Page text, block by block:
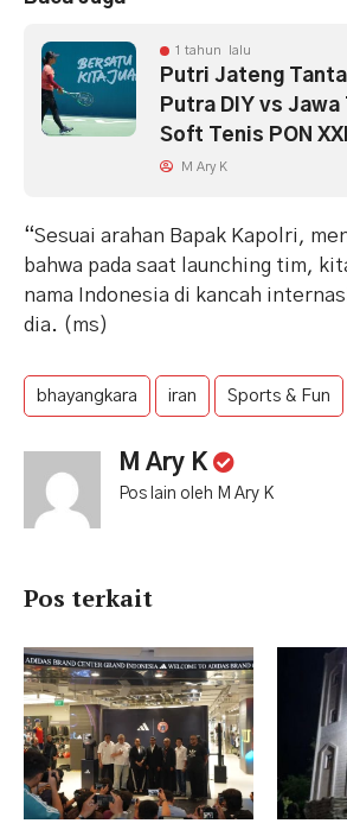
1 tahun lalu
Putri Jateng
Putra DIY vs Jawa
Soft Tenis PON
M Ary K
“Sesuai arahan Bapak Kapolri,
bahwa pada saat launching tim,
nama Indonesia di kancah
dia. (ms)
bhayangkara iran Sports & Fun
M Ary K
Pos lain oleh M Ary K
Pos terkait